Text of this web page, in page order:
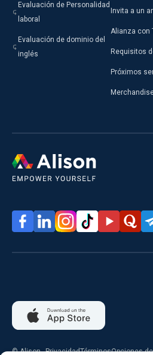
Evaluación de Personalidad
laboral
Evaluación de dominio del
inglés
Invita a un
Alianza con
Requisitos
Próximos
© Alison PrivacidadTérminosOpciones de